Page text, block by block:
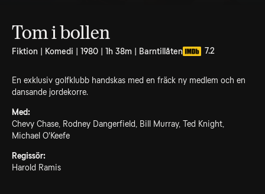
Tom i bollen
Fiktion | Komedi | 1980 | 1h 38m | Barntillåten 7.2
En exklusiv golfklubb handskas med en fräck ny medlem och en
dansande jordekorre.
Med:
Chevy Chase, Rodney Dangerfield, Bill Murray, Ted Knight,
Michael O'Keefe
Regissör:
Harold Ramis